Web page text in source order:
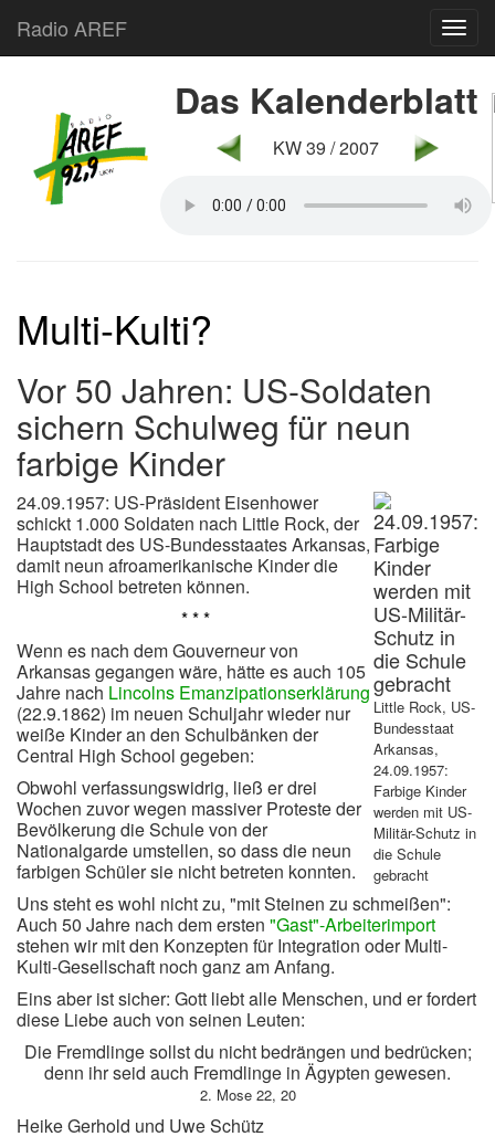
Radio AREF
Das Kalenderblatt
KW 39 / 2007
Multi-Kulti?
Vor 50 Jahren: US-Soldaten
sichern Schulweg für neun
farbige Kinder
Little Rock, US-
Bundesstaat
Arkansas,
24.09.1957:
Farbige Kinder
werden mit US-
Militär-Schutz in
die Schule
gebracht
24.09.1957: US-Präsident Eisenhower
schickt 1.000 Soldaten nach Little Rock, der
Hauptstadt des US-Bundesstaates Arkansas,
damit neun afroamerikanische Kinder die
High School betreten können.
* * *
Wenn es nach dem Gouverneur von
Arkansas gegangen wäre, hätte es auch 105
Jahre nach Lincolns Emanzipationserklärung
(22.9.1862) im neuen Schuljahr wieder nur
weiße Kinder an den Schulbänken der
Central High School gegeben:
Obwohl verfassungswidrig, ließ er drei
Wochen zuvor wegen massiver Proteste der
Bevölkerung die Schule von der
Nationalgarde umstellen, so dass die neun
farbigen Schüler sie nicht betreten konnten.
Uns steht es wohl nicht zu, "mit Steinen zu schmeißen":
Auch 50 Jahre nach dem ersten "Gast"-Arbeiterimport
stehen wir mit den Konzepten für Integration oder Multi-
Kulti-Gesellschaft noch ganz am Anfang.
Eins aber ist sicher: Gott liebt alle Menschen, und er fordert
diese Liebe auch von seinen Leuten:
Die Fremdlinge sollst du nicht bedrängen und bedrücken;
denn ihr seid auch Fremdlinge in Ägypten gewesen.
2. Mose 22, 20
Heike Gerhold und Uwe Schütz